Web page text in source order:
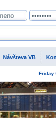
Návšteva VB
Friday